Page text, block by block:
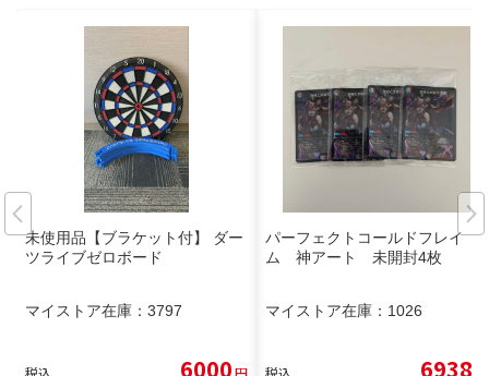
未使用品【ブラケット付】 ダー
ツライブゼロボード
マイストア在庫： 3797
税込 6000円
パーフェクトコールドフレイ
ム 神アート 未開封4枚
マイストア在庫： 1026
税込 6938